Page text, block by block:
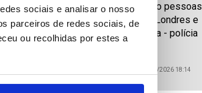
sociais e analisar o nosso
parceiros de redes sociais, de
ou recolhidas por estes a
casa com
primeira
Pelo menos quatro pessoas
esfaqueadas em Londres e
suspeita foi detida - polícia
Date: 05/08/2026 18:14